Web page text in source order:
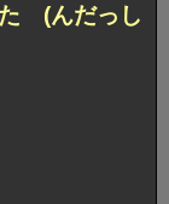
た (んだっし